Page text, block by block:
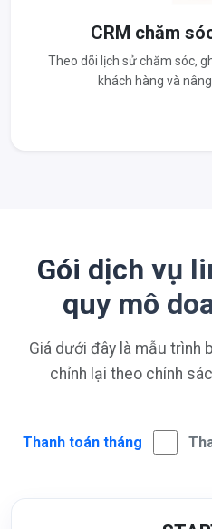
CRM chăm
Theo dõi lịch sử chăm sóc,
khách hàng và
Gói dịch vụ
quy mô
Giá dưới đây là mẫu trình
chỉnh lại theo chính
Thanh toán tháng